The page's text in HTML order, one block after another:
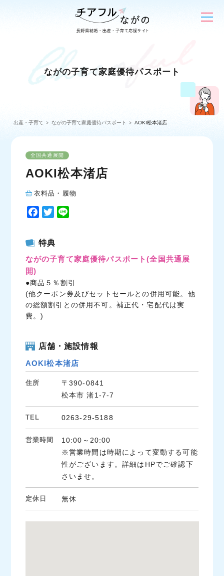
ながの子育て家庭優待パスポート
出産・子育て ながの子育て家庭優待パスポート AOKI松本渚店
全国共通展開
AOKI松本渚店
衣料品・履物
F
e
b
o
k
T
t
t
r
特典
ながの子育て家庭優待パスポート(全国共通展
開)
●商品５％割引
(他クーポン券及びセットセールとの併用可能。他
の総額割引との併用不可。補正代・宅配代は実
費。)
店舗・施設情報
AOKI松本渚店
住所
〒390-0841
松本市 渚1-7-7
TEL 0263-29-5188
営業時間
10:00～20:00
※営業時間は時期によって変動する可能
性がございます。詳細はHPでご確認下
さいませ。
定休日 無休